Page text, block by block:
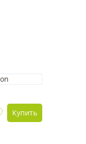
Купить